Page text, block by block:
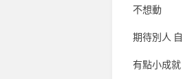
不想動
期待別人
有點小成